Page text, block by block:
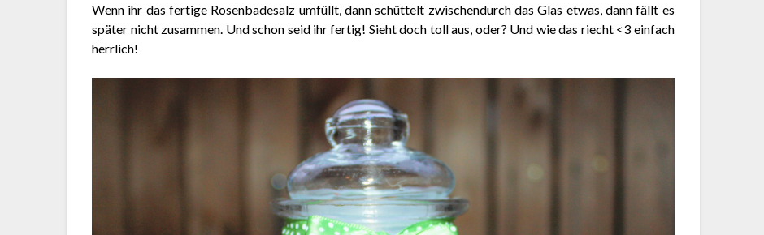
Wenn ihr das fertige Rosenbadesalz umfüllt, dann schüttelt zwischendurch das Glas etwas, dann fällt es
später nicht zusammen. Und schon seid ihr fertig! Sieht doch toll aus, oder? Und wie das riecht <3 einfach
herrlich!